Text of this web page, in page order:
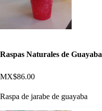
Raspas Naturales de Guayaba
MX$86.00
Raspa de jarabe de guayaba